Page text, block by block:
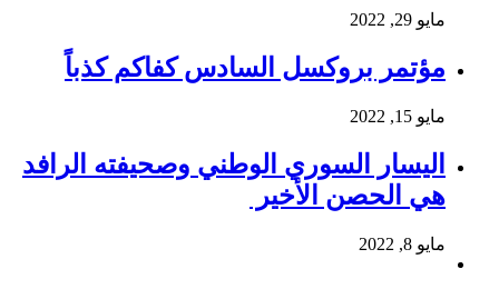
مايو 29, 2022
مؤتمر بروكسل السادس كفاكم كذباً
مايو 15, 2022
اليسار السوري الوطني وصحيفته الرافد
هي الحصن الأخير
مايو 8, 2022